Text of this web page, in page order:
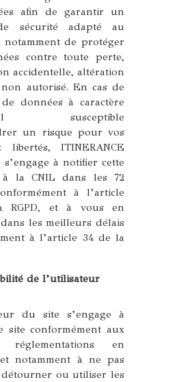
afin de garantir un
sécurité adapté au
notamment de protéger
contre toute perte,
accidentelle, altération
autorisé. En cas de
données à caractère
susceptible
un risque pour vos
ITINERANCE
s’engage à notifier cette
à la CNIL dans les 72
à l’article
RGPD, et à vous en
les meilleurs délais
à l’article 34 de la
de l’utilisateur
du site s’engage à
site conformément aux
en
notamment à ne pas
détourner ou utiliser les